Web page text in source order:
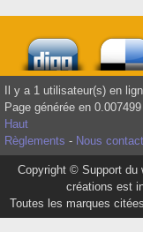
Il y a 1 utilisateur(s) en
Page générée en
Haut
Règlements - Nous
Copyright © Support du
créations est
Toutes les marques